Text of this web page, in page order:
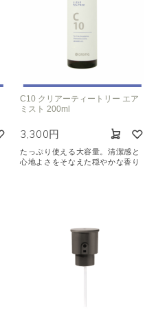
C10 クリアーティートリー エア
ミスト 200ml
3,300円
たっぷり使える大容量。清潔感と
心地よさをそなえた穏やかな香り